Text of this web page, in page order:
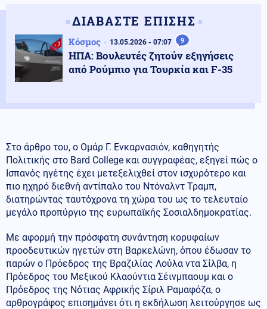
ΔΙΑΒΑΣΤΕ ΕΠΙΣΗΣ
Κόσμος 13.05.2026 - 07:07 9
ΗΠΑ: Βουλευτές ζητούν εξηγήσεις
από Ρούμπιο για Τουρκία και F-35
Στο άρθρο του, ο Ομάρ Γ. Ενκαρνασιόν, καθηγητής
Πολιτικής στο Bard College και συγγραφέας, εξηγεί πώς ο
Ισπανός ηγέτης έχει μετεξελιχθεί στον ισχυρότερο και
πιο ηχηρό διεθνή αντίπαλο του Ντόναλντ Τραμπ,
διατηρώντας ταυτόχρονα τη χώρα του ως το τελευταίο
μεγάλο προπύργιο της ευρωπαϊκής Σοσιαλδημοκρατίας.
Με αφορμή την πρόσφατη συνάντηση κορυφαίων
προοδευτικών ηγετών στη Βαρκελώνη, όπου έδωσαν το
παρών ο Πρόεδρος της Βραζιλίας Λούλα ντα Σίλβα, η
Πρόεδρος του Μεξικού Κλαούντια Σέινμπαουμ και ο
Πρόεδρος της Νότιας Αφρικής Σίριλ Ραμαφόζα, ο
αρθρογράφος επισημάνει ότι η εκδήλωση λειτούργησε ως